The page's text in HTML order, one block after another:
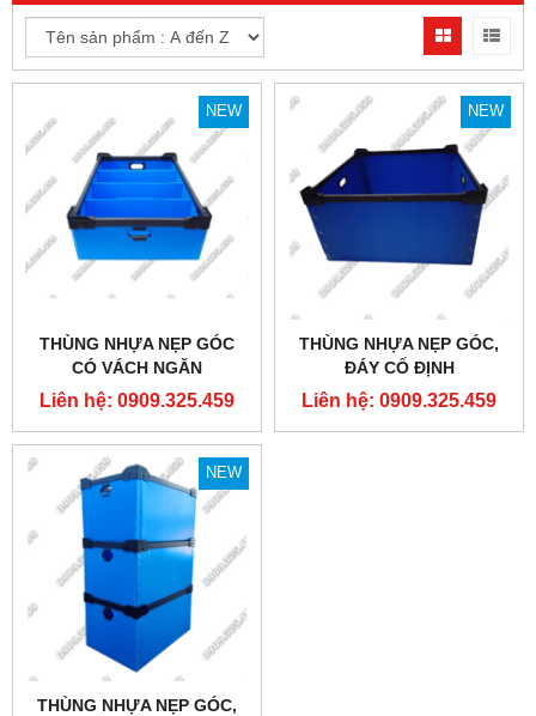
NEW
THÙNG NHỰA NẸP GÓC
CÓ VÁCH NGĂN
Liên hệ: 0909.325.459
NEW
THÙNG NHỰA NẸP GÓC,
ĐÁY CỐ ĐỊNH
580X580X300MM
Liên hệ: 0909.325.459
NEW
THÙNG NHỰA NẸP GÓC,